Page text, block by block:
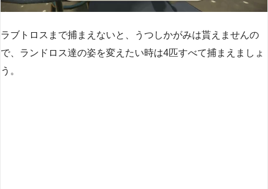
ラブトロスまで捕まえないと、うつしかがみは貰えませんの
で、ランドロス達の姿を変えたい時は4匹すべて捕まえましょ
う。